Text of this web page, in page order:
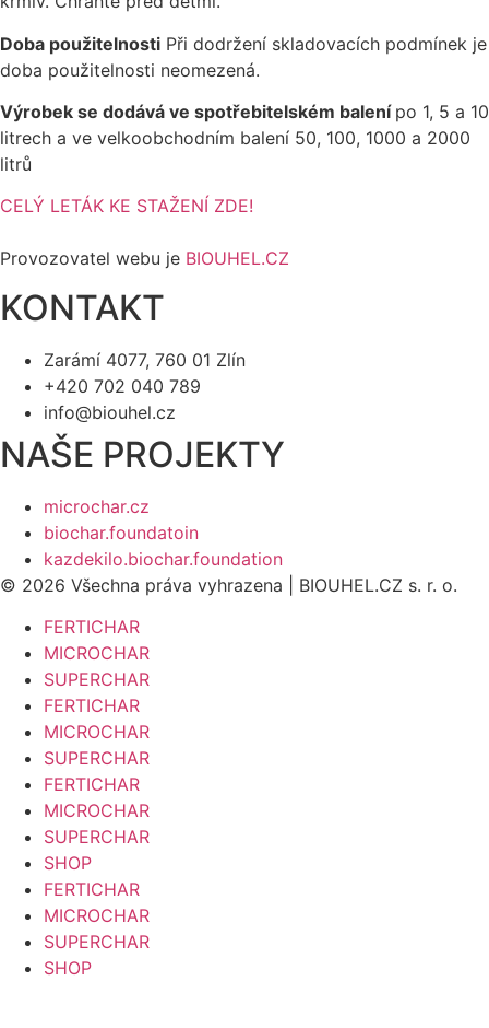
Doba použitelnosti Při dodržení skladovacích podmínek je
doba použitelnosti neomezená.
Výrobek se dodává ve spotřebitelském balení po 1, 5 a 10
litrech a ve velkoobchodním balení 50, 100, 1000 a 2000
litrů
CELÝ LETÁK KE STAŽENÍ ZDE!
Provozovatel webu je BIOUHEL.CZ
KONTAKT
Zarámí 4077, 760 01 Zlín
+420 702 040 789
info@biouhel.cz
NAŠE PROJEKTY
microchar.cz
biochar.foundatoin
kazdekilo.biochar.foundation
© 2026 Všechna práva vyhrazena | BIOUHEL.CZ s. r. o.
FERTICHAR
MICROCHAR
SUPERCHAR
FERTICHAR
MICROCHAR
SUPERCHAR
FERTICHAR
MICROCHAR
SUPERCHAR
SHOP
FERTICHAR
MICROCHAR
SUPERCHAR
SHOP